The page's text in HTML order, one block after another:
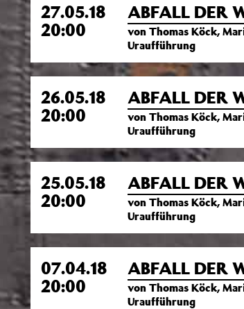
27.05.18
20:00
ABFALL DER
von Thomas Köck,
Uraufführung
26.05.18
20:00
ABFALL DER
von Thomas Köck,
Uraufführung
25.05.18
20:00
ABFALL DER
von Thomas Köck,
Uraufführung
07.04.18
20:00
ABFALL DER
von Thomas Köck,
Uraufführung